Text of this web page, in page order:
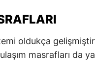
oldukça
masrafları da